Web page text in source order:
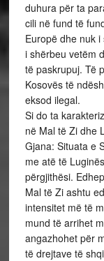
duhura për ta
cili në fund të
Europë dhe nuk
i shërbeu vetëm
të paskrupuj. Të
Kosovës të
eksod ilegal.
Si do ta
në Mal të Zi dhe
Gjana: Situata e
me atë të
përgjithësi.
Mal të Zi ashtu
intensitet më të
mund të arrihet
angazhohet për
të drejtave të